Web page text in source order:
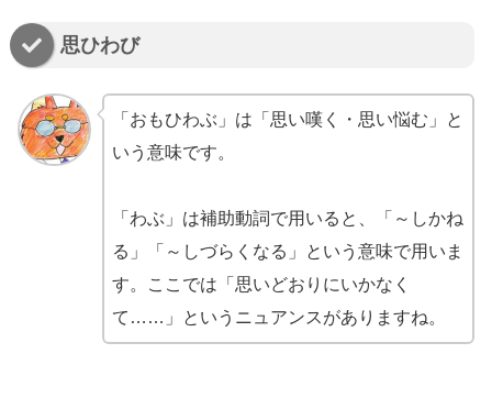
思ひわび
「おもひわぶ」は「思い嘆く・思い悩む」と
いう意味です。
「わぶ」は補助動詞で用いると、「～しかね
る」「～しづらくなる」という意味で用いま
す。ここでは「思いどおりにいかなく
て……」というニュアンスがありますね。